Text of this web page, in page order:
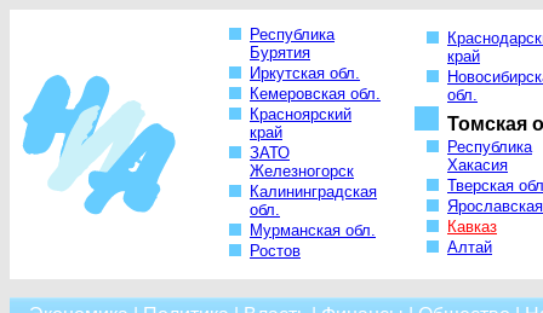
Республика
Бурятия
Иркутская обл.
Кемеровская обл.
Красноярский
край
ЗАТО
Железногорск
Калининградская
обл.
Мурманская обл.
Ростов
край
обл.
Томская
Республика
Хакасия
Тверская
Кавказ
Алтай